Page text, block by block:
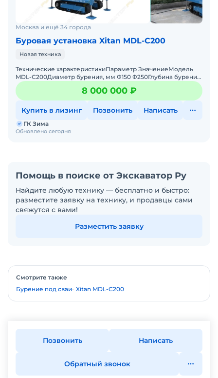
Москва и ещё 34 города
Буровая установка Xitan MDL-C200
Новая техника
Технические характеристикиПараметр ЗначениеМодель
MDL-C200Диаметр бурения, мм Φ150 Φ250Глубина бурения,
8 000 000 ₽
Купить в лизинг Позвонить Написать
Обновлено сегодня
ГК Зима
Помощь в поиске от Экскаватор Ру
Найдите любую технику — бесплатно и быстро:
разместите заявку на технику, и продавцы сами
свяжутся с вами!
Разместить заявку
Смотрите также
Бурение под сваи Xitan MDL-C200
Позвонить Написать
Обратный звонок